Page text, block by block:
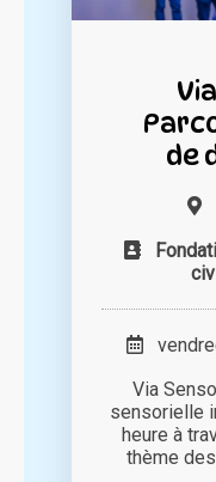
de
Via
sensorielle
heure à
thème